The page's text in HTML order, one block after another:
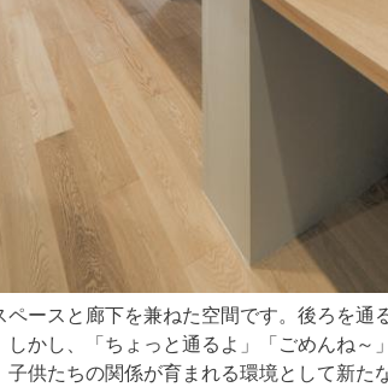
ペースと廊下を兼ねた空間です。後ろを通
しかし、「ちょっと通るよ」「ごめんね～
供たちの関係が育まれる環境として新た